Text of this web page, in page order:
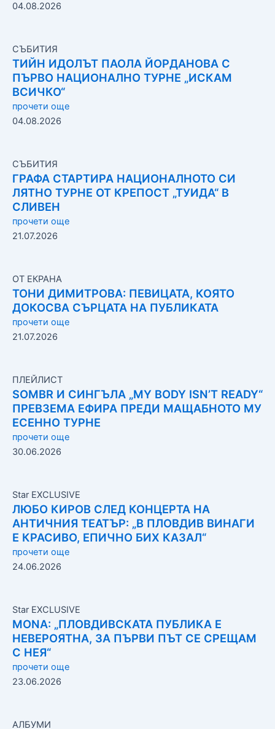
04.08.2026
СЪБИТИЯ
ТИЙН ИДОЛЪТ ПАОЛА ЙОРДАНОВА С
ПЪРВО НАЦИОНАЛНО ТУРНЕ „ИСКАМ
ВСИЧКО“
прочети още
04.08.2026
СЪБИТИЯ
ГРАФА СТАРТИРА НАЦИОНАЛНОТО СИ
ЛЯТНО ТУРНЕ ОТ КРЕПОСТ „ТУИДА“ В
СЛИВЕН
прочети още
21.07.2026
ОТ ЕКРАНА
ТОНИ ДИМИТРОВА: ПЕВИЦАТА, КОЯТО
ДОКОСВА СЪРЦАТА НА ПУБЛИКАТА
прочети още
21.07.2026
ПЛЕЙЛИСТ
SOMBR И СИНГЪЛА „MY BODY ISN’T READY“
ПРЕВЗЕМА ЕФИРА ПРЕДИ МАЩАБНОТО МУ
ЕСЕННО ТУРНЕ
прочети още
30.06.2026
Star EXCLUSIVE
ЛЮБО КИРОВ СЛЕД КОНЦЕРТА НА
АНТИЧНИЯ ТЕАТЪР: „В ПЛОВДИВ ВИНАГИ
Е КРАСИВО, ЕПИЧНО БИХ КАЗАЛ“
прочети още
24.06.2026
Star EXCLUSIVE
MONA: „ПЛОВДИВСКАТА ПУБЛИКА Е
НЕВЕРОЯТНА, ЗА ПЪРВИ ПЪТ СЕ СРЕЩАМ
С НЕЯ“
прочети още
23.06.2026
АЛБУМИ